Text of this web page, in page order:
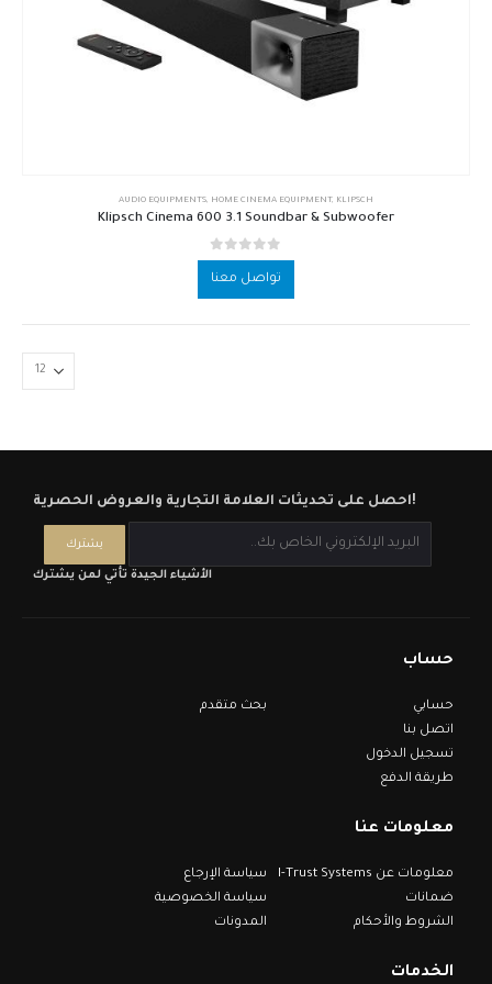
AUDIO EQUIPMENTS, HOME CINEMA EQUIPMENT, KLIPSCH
Klipsch Cinema 600 3.1 Soundbar & Subwoofer
0
out of 5
تواصل معنا
احصل على تحديثات العلامة التجارية والعروض الحصرية!
الأشياء الجيدة تأتي لمن يشترك
حساب
حسابي
اتصل بنا
تسجيل الدخول
طريقة الدفع
بحث متقدم
معلومات عنا
معلومات عن I-Trust Systems
ضمانات
الشروط والأحكام
سياسة الإرجاع
سياسة الخصوصية
المدونات
الخدمات